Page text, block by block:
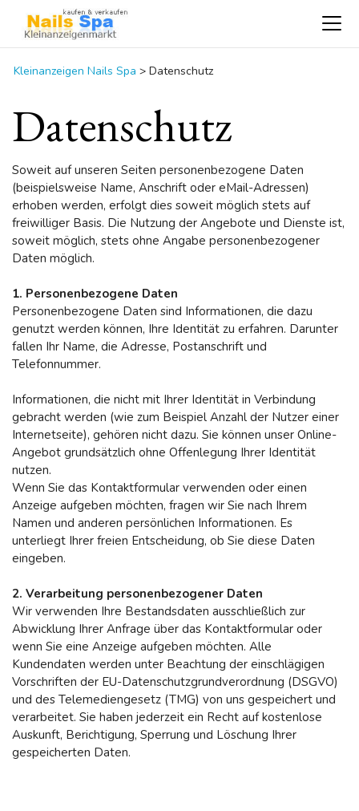
Kleinanzeigen Nails Spa > Datenschutz
Datenschutz
Soweit auf unseren Seiten personenbezogene Daten
(beispielsweise Name, Anschrift oder eMail-Adressen)
erhoben werden, erfolgt dies soweit möglich stets auf
freiwilliger Basis. Die Nutzung der Angebote und Dienste ist,
soweit möglich, stets ohne Angabe personenbezogener
Daten möglich.
1. Personenbezogene Daten
Personenbezogene Daten sind Informationen, die dazu
genutzt werden können, Ihre Identität zu erfahren. Darunter
fallen Ihr Name, die Adresse, Postanschrift und
Telefonnummer.
Informationen, die nicht mit Ihrer Identität in Verbindung
gebracht werden (wie zum Beispiel Anzahl der Nutzer einer
Internetseite), gehören nicht dazu. Sie können unser Online-
Angebot grundsätzlich ohne Offenlegung Ihrer Identität
nutzen.
Wenn Sie das Kontaktformular verwenden oder einen
Anzeige aufgeben möchten, fragen wir Sie nach Ihrem
Namen und anderen persönlichen Informationen. Es
unterliegt Ihrer freien Entscheidung, ob Sie diese Daten
eingeben.
2. Verarbeitung personenbezogener Daten
Wir verwenden Ihre Bestandsdaten ausschließlich zur
Abwicklung Ihrer Anfrage über das Kontaktformular oder
wenn Sie eine Anzeige aufgeben möchten. Alle
Kundendaten werden unter Beachtung der einschlägigen
Vorschriften der EU-Datenschutzgrundverordnung (DSGVO)
und des Telemediengesetz (TMG) von uns gespeichert und
verarbeitet. Sie haben jederzeit ein Recht auf kostenlose
Auskunft, Berichtigung, Sperrung und Löschung Ihrer
gespeicherten Daten.